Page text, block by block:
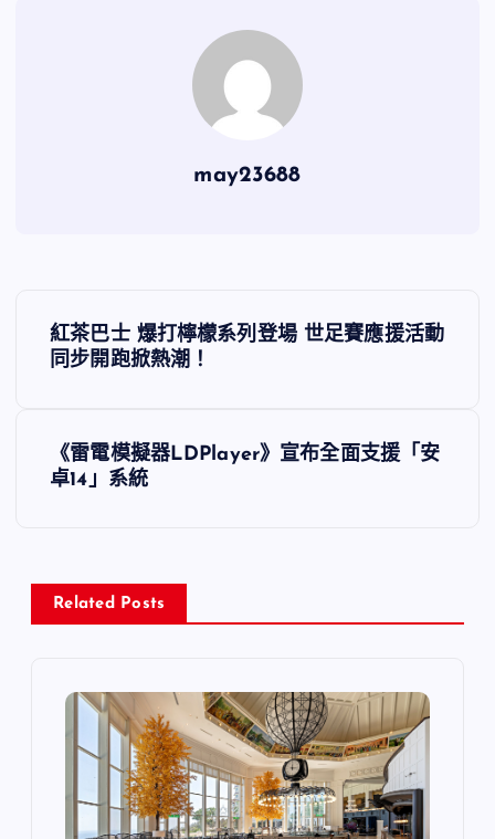
may23688
文
章
覽
紅茶巴士 爆打檸檬系列登場 世足賽應援活動
同步開跑掀熱潮！
《雷電模擬器LDPlayer》宣布全面支援「安
卓14」系統
Related Posts